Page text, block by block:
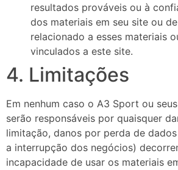
resultados prováveis ​​ou à
dos materiais em seu site ou
relacionado a esses materiais
vinculados a este site.
4. Limitações
Em nenhum caso o A3 Sport ou
serão responsáveis ​​por quaisquer
limitação, danos por perda de
a interrupção dos negócios)
incapacidade de usar os materiais